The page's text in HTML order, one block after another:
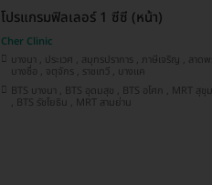
โปรแกรมฟิลเลอร์ 1 ซีซี (หน้า)
Cher Clinic
บางนา , ประเวศ , สมุทรปราการ , ภาษีเจริญ , ลาดพร้าว , ทวีวัฒนา , ลาดกระบัง , คลองเตย , คันนายาว , พระโขนง , ปทุมวัน ,
บางซื่อ , จตุจักร , ราชเทวี , บางแค
BTS บางนา , BTS อุดมสุข , BTS อโศก , MRT สุขุมวิท , BTS ปุณณวิถี , BTS สนามกีฬาแห่งชาติ , MRT เตาปูน , BTS อ่อนนุช
, BTS รัชโยธิน , MRT สามย่าน